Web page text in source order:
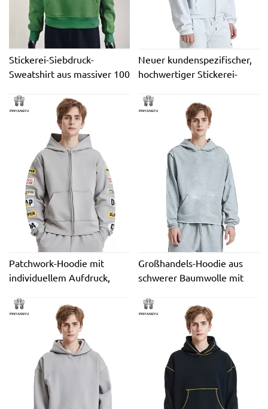
Stickerei-Siebdruck-
Sweatshirt aus massiver 100
Rundhalsausschnitt.
Großhandel mit
individuellem Logo,
besticktes Herren-
Sweatshirt
Neuer kundenspezifischer,
hochwertiger Stickerei-
übergroßer 400 g/m²
französischer Terry-
Baumwollfleece,
umweltfreundlicher Herren-
Kapuzenpullover
Patchwork-Hoodie mit
individuellem Aufdruck,
Säurewaschung,
sonnenverblasster
Reißverschluss, Strass, 100
% Baumwolle, OEM-LOGO-
Hoodie
Großhandels-Hoodie aus
schwerer Baumwolle mit
übergroßer, bestickter,
umweltfreundlicher DTG-
Kapuzenpullover mit
Siebdruck, kastenförmig,
kurz geschnitten